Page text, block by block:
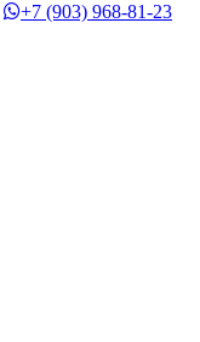
+7 (903) 968-81-23